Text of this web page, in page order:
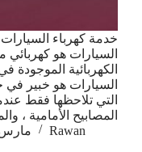
خدمة كهرباء
السيارات هو
الكهربائية الموجودة
السيارات هو خبير
التي تلاحظها فقط
المصابيح الأمامية ،
Rawan
مارس 25,